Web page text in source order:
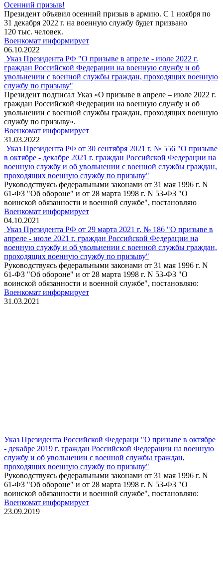
Осенний призыв!
Президент объявил осенний призыв в армию. С 1 ноября по
31 декабря 2022 г. на военную службу будет призвано
120 тыс. человек.
Военкомат информирует
06.10.2022
Указ Президента РФ "О призыве в апреле - июле 2022 г.
граждан Российской Федерации на военную службу и об
увольнении с военной службы граждан, проходящих военную
службу по призыву"
Президент подписал Указ «О призыве в апреле – июле 2022 г.
граждан Российской Федерации на военную службу и об
увольнении с военной службы граждан, проходящих военную
службу по призыву».
Военкомат информирует
31.03.2022
Указ Президента РФ от 30 сентября 2021 г. № 556 "О призыве
в октябре - декабре 2021 г. граждан Российской Федерации на
военную службу и об увольнении с военной службы граждан,
проходящих военную службу по призыву"
Руководствуясь федеральными законами от 31 мая 1996 г. N
61-ФЗ "Об обороне" и от 28 марта 1998 г. N 53-ФЗ "О
воинской обязанности и военной службе", постановляю
Военкомат информирует
04.10.2021
Указ Президента РФ от 29 марта 2021 г. № 186 "О призыве в
апреле - июле 2021 г. граждан Российской Федерации на
военную службу и об увольнении с военной службы граждан,
проходящих военную службу по призыву"
Руководствуясь федеральными законами от 31 мая 1996 г. N
61-ФЗ "Об обороне" и от 28 марта 1998 г. N 53-ФЗ "О
воинской обязанности и военной службе", постановляю:
Военкомат информирует
31.03.2021
Указ Президента Российской Федераци "О призыве в октябре
- декабре 2019 г. граждан Российской Федерации на военную
службу и об увольнении с военной службы граждан,
проходящих военную службу по призыву"
Руководствуясь федеральными законами от 31 мая 1996 г. N
61-ФЗ "Об обороне" и от 28 марта 1998 г. N 53-Ф3 "О
воинской обязанности и военной службе", постановляю:
Военкомат информирует
23.09.2019